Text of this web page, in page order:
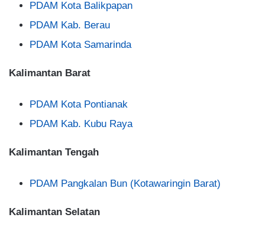
PDAM Kota Balikpapan
PDAM Kab. Berau
PDAM Kota Samarinda
Kalimantan Barat
PDAM Kota Pontianak
PDAM Kab. Kubu Raya
Kalimantan Tengah
PDAM Pangkalan Bun (Kotawaringin Barat)
Kalimantan Selatan